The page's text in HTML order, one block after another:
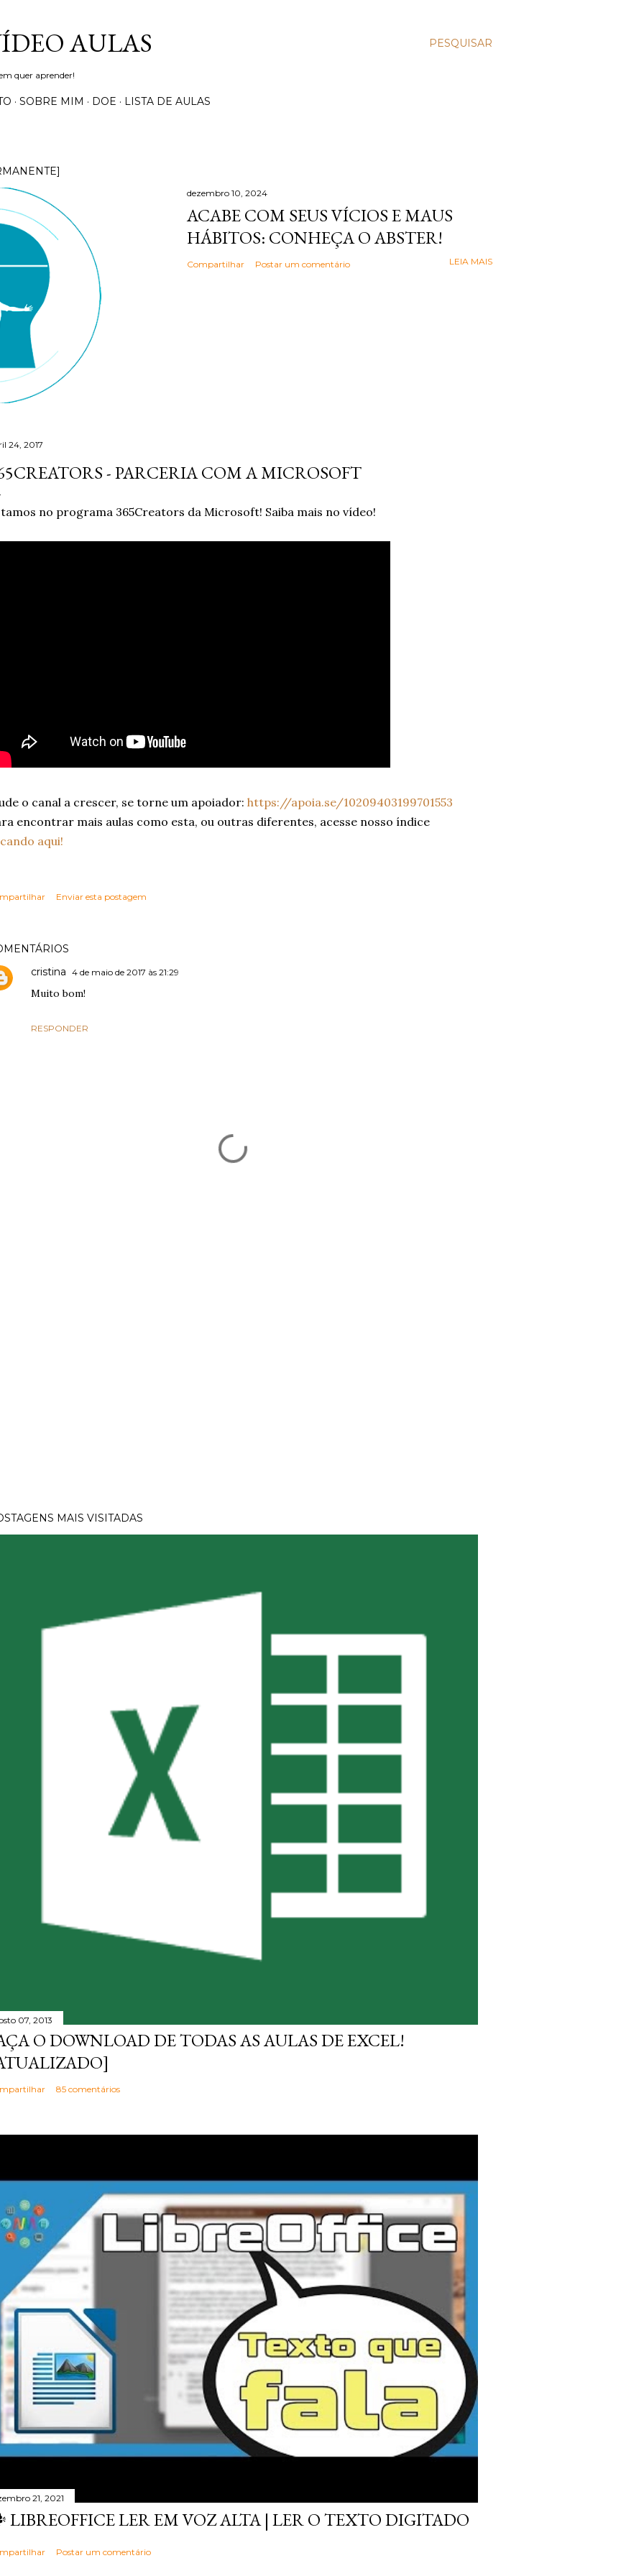
PESQUISAR
AULAS
quer aprender!
SOBRE MIM DOE LISTA DE AULAS
dezembro 10, 2024
ACABE COM SEUS VÍCIOS E MAUS
HÁBITOS: CONHEÇA O ABSTER!
Compartilhar Postar um comentário LEIA MAIS
24, 2017
- PARCERIA COM A MICROSOFT
no programa 365Creators da Microsoft! Saiba mais no vídeo!
o canal a crescer, se torne um apoiador: https://apoia.se/10209403199701553
encontrar mais aulas como esta, ou outras diferentes, acesse nosso índice
aqui!
Enviar esta postagem
cristina 4 de maio de 2017 às 21:29
Muito bom!
RESPONDER
MAIS VISITADAS
07, 2013
O DOWNLOAD DE TODAS AS AULAS DE EXCEL!
85 comentários
21, 2021
LER EM VOZ ALTA | LER O TEXTO DIGITADO
Postar um comentário